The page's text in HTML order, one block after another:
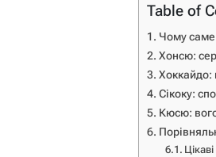
Table of
Чому саме
Хонсю:
Хоккайдо:
Сікоку:
Кюсю: